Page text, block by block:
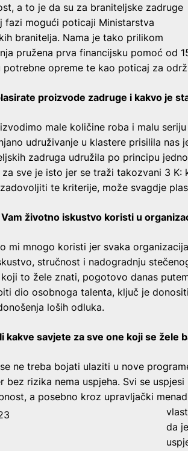
a to je da su za braniteljske zadruge
fazi mogući poticaji Ministarstva
branitelja. Nama je tako prilikom
pružena prva financijsku pomoć od
potrebne opreme te kao poticaj za
proizvode zadruge i kakvo je
male količine roba i malu
udruživanje u klastere prisilila nas
zadruga udružila po principu
sve je isto jer se traži takozvani 3
te kriterije, može svagdje
Vam životno iskustvo koristi u
mi mnogo koristi jer svaka
stručnost i nadogradnju
to žele znati, pogotovo danas
dio osobnoga talenta, ključ je
loših odluka.
kakve savjete za sve one koji se
ne treba bojati ulaziti u nove
bez rizika nema uspjeha. Svi se
a posebno kroz upravljački
da